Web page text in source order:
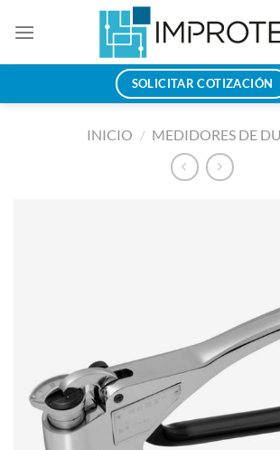
SOLICITAR COTIZACIÓN
INICIO / MEDIDORES DE